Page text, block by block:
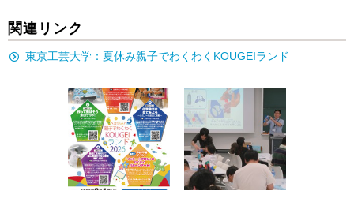
関連リンク
東京工芸大学：夏休み親子でわくわくKOUGEIランド